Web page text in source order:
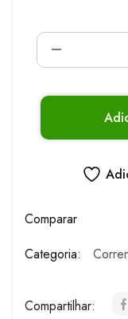
Comparar
Categoria:
Compartilhar: